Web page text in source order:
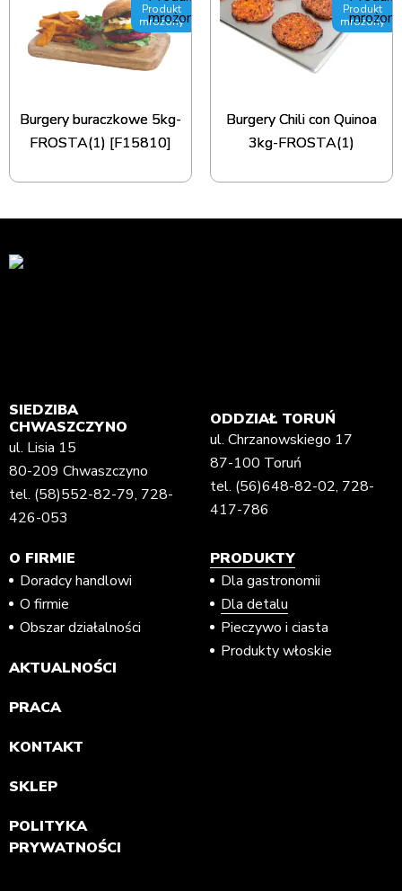
Produkt
mrożony
Burgery buraczkowe 5kg-
FROSTA(1) [F15810]
Produkt
mrożony
Burgery Chili con Quinoa
3kg-FROSTA(1)
SIEDZIBA
CHWASZCZYNO
ul. Lisia 15
80-209 Chwaszczyno
tel. (58)552-82-79, 728-
426-053
ODDZIAŁ TORUŃ
ul. Chrzanowskiego 17
87-100 Toruń
tel. (56)648-82-02, 728-
417-786
O FIRMIE
Doradcy handlowi
O firmie
Obszar działalności
AKTUALNOŚCI
PRACA
KONTAKT
SKLEP
POLITYKA
PRYWATNOŚCI
PRODUKTY
Dla gastronomii
Dla detalu
Pieczywo i ciasta
Produkty włoskie